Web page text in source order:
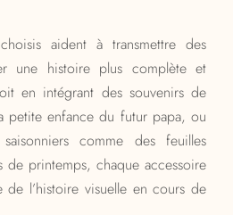
aident à transmettre des
une histoire plus complète et
en intégrant des souvenirs de
petite enfance du futur papa, ou
comme des feuilles
de printemps, chaque accessoire
l’histoire visuelle en cours de